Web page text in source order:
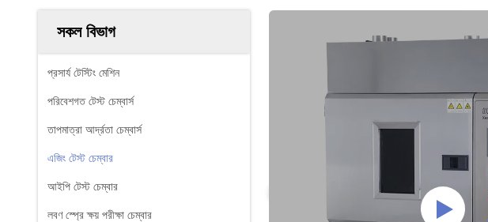
সকল বিভাগ
প্রসার্য টেস্টিং মেশিন
পরিবেশগত টেস্ট চেম্বার্স
তাপমাত্রা আর্দ্রতা চেম্বার্স
এজিং টেস্ট চেম্বার
আইপি টেস্ট চেম্বার
লবণ স্প্রে ক্ষয় পরীক্ষা চেম্বার